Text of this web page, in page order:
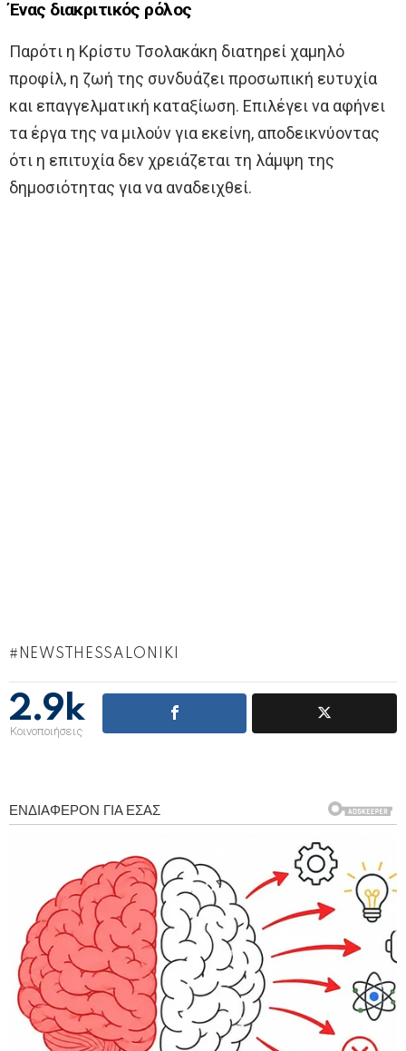
Ένας διακριτικός ρόλος
Παρότι η Κρίστυ Τσολακάκη διατηρεί χαμηλό
προφίλ, η ζωή της συνδυάζει προσωπική ευτυχία
και επαγγελματική καταξίωση. Επιλέγει να αφήνει
τα έργα της να μιλούν για εκείνη, αποδεικνύοντας
ότι η επιτυχία δεν χρειάζεται τη λάμψη της
δημοσιότητας για να αναδειχθεί.
NEWSTHESSALONIKI
2.9k
Κοινοποιήσεις